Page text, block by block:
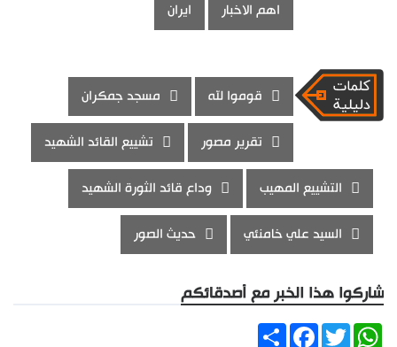
اهم الاخبار ايران
قوموا لله مسجد جمكران
تقرير مصور تشييع القائد الشهيد
التشييع المهيب وداع قائد الثورة الشهيد
السيد علي خامنئي حديث الصور
شاركوا هذا الخبر مع أصدقائكم
ShareFacebookTwitter
WhatsApp